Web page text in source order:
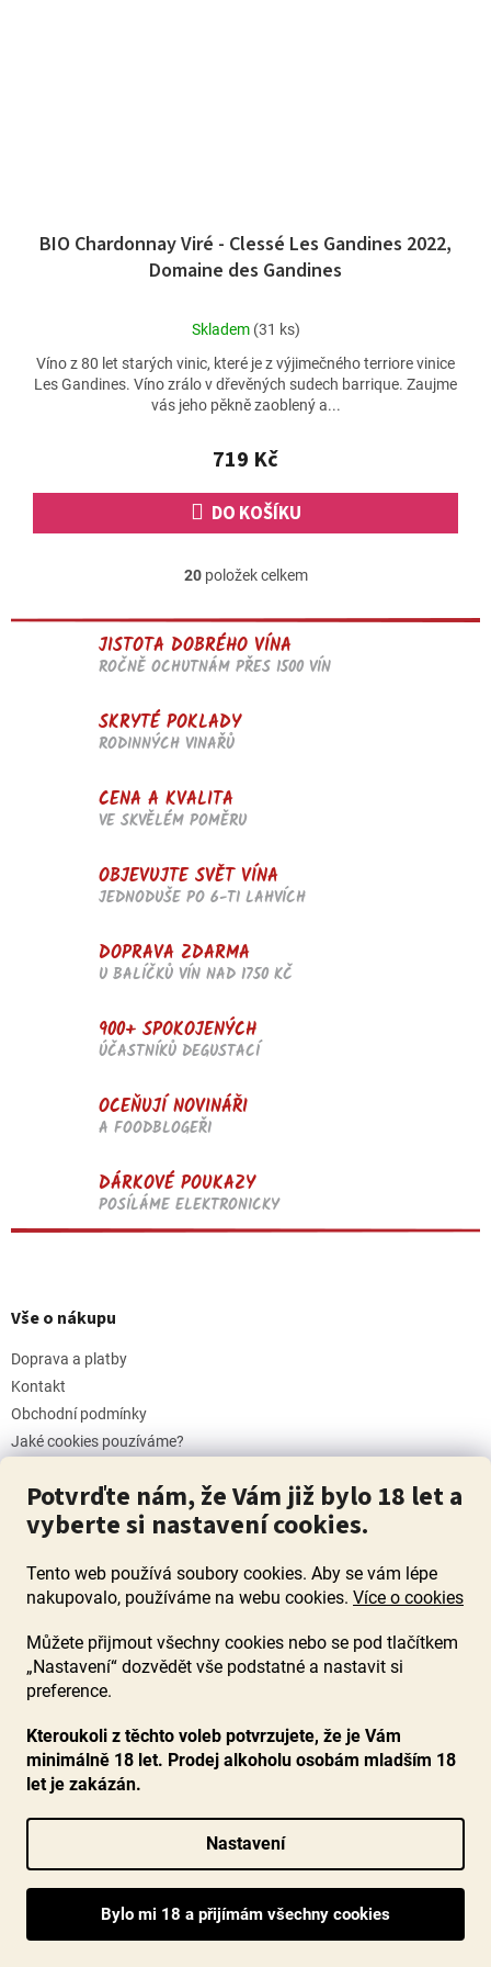
Potvrďte nám, že Vám již bylo 18 let a
vyberte si nastavení cookies.
Tento web používá soubory cookies. Aby se vám lépe
nakupovalo, používáme na webu cookies. Více o cookies
Můžete přijmout všechny cookies nebo se pod tlačítkem
„Nastavení“ dozvědět vše podstatné a nastavit si
preference.
Kteroukoli z těchto voleb potvrzujete, že je Vám
minimálně 18 let. Prodej alkoholu osobám mladším 18
let je zakázán.
Nastavení
BIO Chardonnay Viré - Clessé Les Gandines 2022,
Domaine des Gandines
Průměrné
produktu
je
5,0
5
hvězdiček.
Skladem (31 ks)
719 Kč
DO KOŠÍKU
Víno z 80 let starých vinic, které je z výjimečného terriore vinice
Les Gandines. Víno zrálo v dřevěných sudech barrique. Zaujme
vás jeho pěkně zaoblený a...
O
l
á
d
k
ý
p
s
u
20položek celkem
JISTOTA DOBRÉHO VÍNA
ROČNĚ OCHUTNÁM PŘES 1500 VÍN
SKRYTÉ POKLADY
RODINNÝCH VINAŘŮ
CENA A KVALITA
VE SKVĚLÉM POMĚRU
OBJEVUJTE SVĚT VÍNA
JEDNODUŠE PO 6-TI LAHVÍCH
DOPRAVA ZDARMA
U BALÍČKŮ VÍN NAD 1750 KČ
900+ SPOKOJENÝCH
ÚČASTNÍKŮ DEGUSTACÍ
OCEŇUJÍ NOVINÁŘI
A FOODBLOGEŘI
DÁRKOVÉ POUKAZY
POSÍLÁME ELEKTRONICKY
pVše o nákupu
Doprava a platby
Kontakt
Obchodní podmínky
Jaké cookies pouzíváme?
Příběh OCENĚNÁVÍNA.CZ
Náš příběh
Jak vybíráme vína
Hodnocení obchodu
Reference
Napsali o nás
Užitečné rady a tipy
Jak získat náš e-book zdarma?